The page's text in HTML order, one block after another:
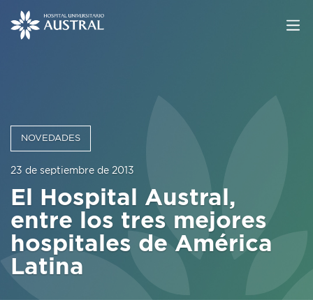
NOVEDADES
23 de septiembre de 2013
El Hospital Austral,
entre los tres mejores
hospitales de América
Latina